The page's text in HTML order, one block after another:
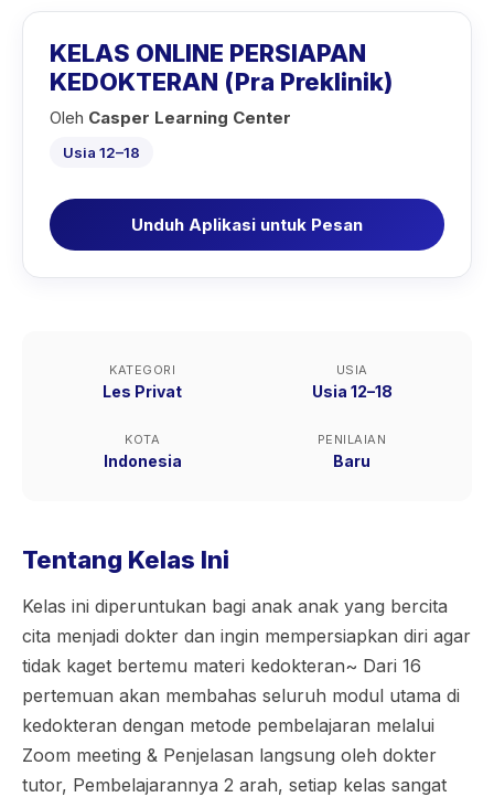
KELAS ONLINE PERSIAPAN
KEDOKTERAN (Pra Preklinik)
Oleh Casper Learning Center
Usia 12–18
Unduh Aplikasi untuk Pesan
KATEGORI
Les Privat
USIA
Usia 12–18
KOTA
Indonesia
PENILAIAN
Baru
Tentang Kelas Ini
Kelas ini diperuntukan bagi anak anak yang bercita
cita menjadi dokter dan ingin mempersiapkan diri agar
tidak kaget bertemu materi kedokteran~ Dari 16
pertemuan akan membahas seluruh modul utama di
kedokteran dengan metode pembelajaran melalui
Zoom meeting & Penjelasan langsung oleh dokter
tutor, Pembelajarannya 2 arah, setiap kelas sangat